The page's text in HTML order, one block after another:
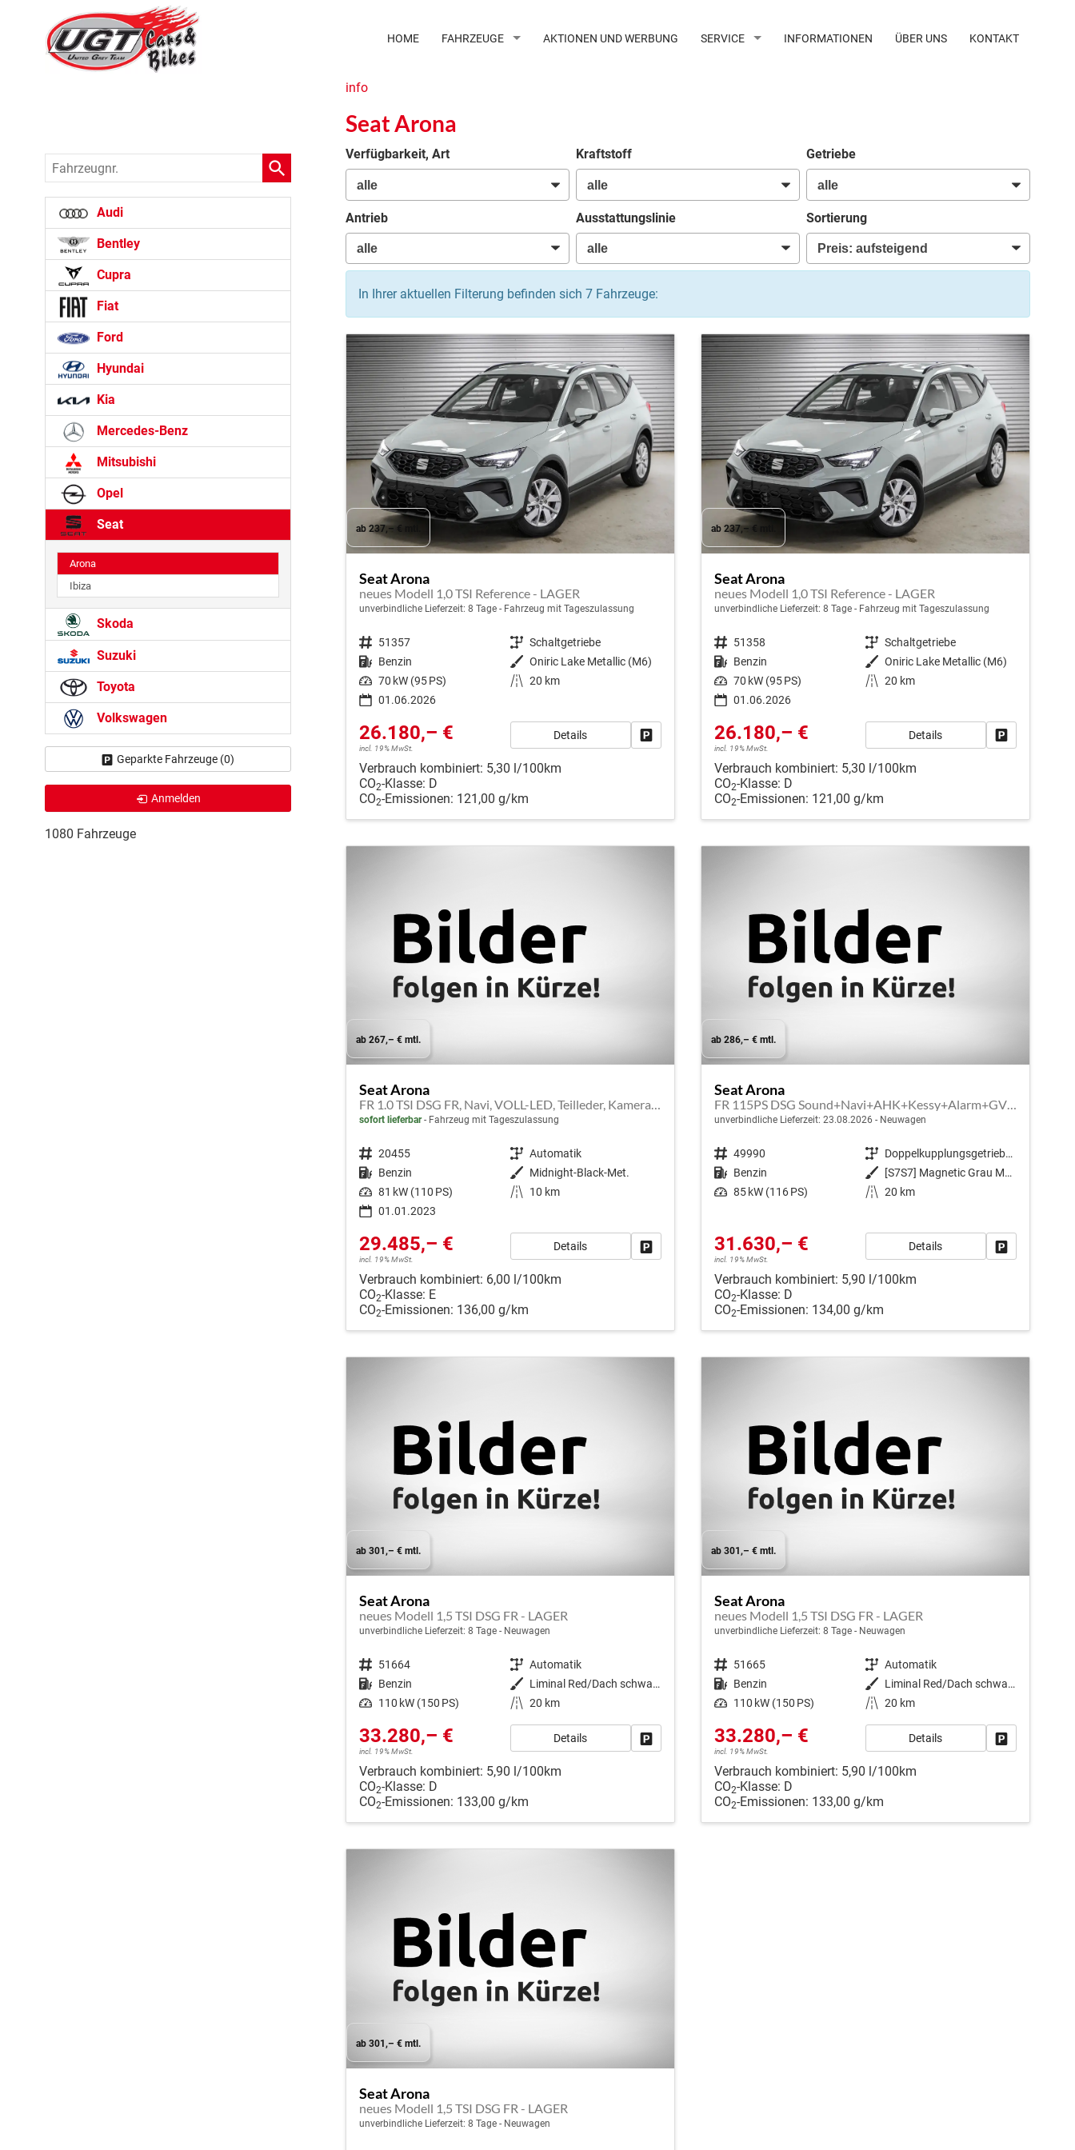
HOME FAHRZEUGE AKTIONEN UND WERBUNG SERVICE INFORMATIONEN ÜBER UNS KONTAKT
info
Seat Arona
Verfügbarkeit, Art Kraftstoff Getriebe
Antrieb Ausstattungslinie Sortierung
In Ihrer aktuellen Filterung befinden sich 7Fahrzeuge:
ab 237,– € mtl.
Seat Arona
neues Modell 1,0 TSI Reference - LAGER
unverbindliche Lieferzeit: 8 Tage Fahrzeug mit Tageszulassung
Fahrzeugnr. 51357 Getriebe Schaltgetriebe
Kraftstoff Benzin Außenfarbe Oniric Lake Metallic (M6)
Leistung 70 kW (95 PS) Kilometerstand 20 km
01.06.2026
26.180,– €
incl. 19% MwSt.
Details Fahrzeug parken
Verbrauch kombiniert: 5,30 l/100km
CO2-Klasse: D
CO2-Emissionen: 121,00 g/km
ab 237,– € mtl.
Seat Arona
neues Modell 1,0 TSI Reference - LAGER
unverbindliche Lieferzeit: 8 Tage Fahrzeug mit Tageszulassung
Fahrzeugnr. 51358 Getriebe Schaltgetriebe
Kraftstoff Benzin Außenfarbe Oniric Lake Metallic (M6)
Leistung 70 kW (95 PS) Kilometerstand 20 km
01.06.2026
26.180,– €
incl. 19% MwSt.
Details
Verbrauch kombiniert: 5,30 l/100km
CO2-Klasse: D
CO2-Emissionen: 121,00 g/km
ab 267,– € mtl.
Seat Arona
FR 1.0 TSI DSG FR, Navi, VOLL-LED, Teilleder, Kamera UVP EUR 34.430,--
sofort lieferbar Fahrzeug mit Tageszulassung
Fahrzeugnr. 20455 Getriebe Automatik
Kraftstoff Benzin Außenfarbe Midnight-Black-Met.
Leistung 81 kW (110 PS) Kilometerstand
10 km
01.01.2023
29.485,– €
incl. 19% MwSt.
Details Fahrzeug parken
Verbrauch kombiniert: 6,00 l/100km
CO2-Klasse: E
CO2-Emissionen: 136,00 g/km
ab 286,– € mtl.
Seat Arona
FR 115PS DSG Sound+Navi+AHK+Kessy+Alarm+GV5+Sitzheizung+Voll LED
unverbindliche Lieferzeit: 23.08.2026 Neuwagen
Fahrzeugnr. 49990 Getriebe
Doppelkupplungsgetriebe (DSG)
Kraftstoff Benzin Außenfarbe
[S7S7] Magnetic Grau Metallic
Leistung 85 kW (116 PS) Kilometerstand 20 km
31.630,– €
incl. 19% MwSt.
Details
Verbrauch kombiniert: 5,90 l/100km
CO2-Klasse: D
CO2-Emissionen: 134,00 g/km
ab 301,– € mtl.
Seat Arona
neues Modell 1,5 TSI DSG FR - LAGER
unverbindliche Lieferzeit: 8 Tage Neuwagen
Fahrzeugnr. 51664 Getriebe Automatik
Kraftstoff Benzin Außenfarbe
Liminal Red/Dach schwarz Metallic (S60E)
Leistung 110 kW (150 PS) Kilometerstand 20 km
33.280,– €
incl. 19% MwSt.
Details Fahrzeug parken
Verbrauch kombiniert: 5,90 l/100km
CO2-Klasse: D
CO2-Emissionen: 133,00 g/km
ab 301,– € mtl.
Seat Arona
neues Modell 1,5 TSI DSG FR - LAGER
unverbindliche Lieferzeit: 8 Tage Neuwagen
Fahrzeugnr. 51665 Getriebe Automatik
Kraftstoff Benzin Außenfarbe
Liminal Red/Dach schwarz Metallic (S60E)
Leistung 110 kW (150 PS) Kilometerstand 20 km
33.280,– €
incl. 19% MwSt.
Details
Verbrauch kombiniert: 5,90 l/100km
CO2-Klasse: D
CO2-Emissionen: 133,00 g/km
ab 301,– € mtl.
Seat Arona
neues Modell 1,5 TSI DSG FR - LAGER
unverbindliche Lieferzeit: 8 Tage Neuwagen
Fahrzeugnr.
Audi
Bentley
Cupra
Fiat
Ford
Hyundai
Kia
Mercedes-Benz
Mitsubishi
Opel
Seat
Arona
Ibiza
Skoda
Suzuki
Toyota
Volkswagen
Geparkte Fahrzeuge (0)
Anmelden
1080 Fahrzeuge